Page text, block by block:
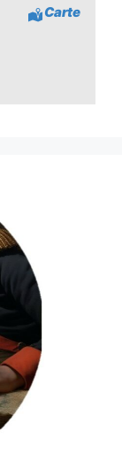
Carte